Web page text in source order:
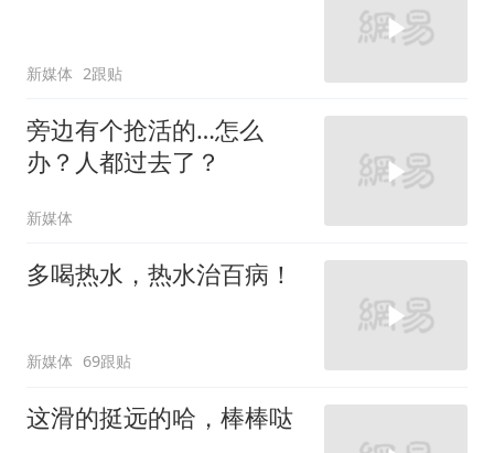
新媒体 2跟贴
旁边有个抢活的…怎么
办？人都过去了？
新媒体
多喝热水，热水治百病！
新媒体 69跟贴
这滑的挺远的哈，棒棒哒